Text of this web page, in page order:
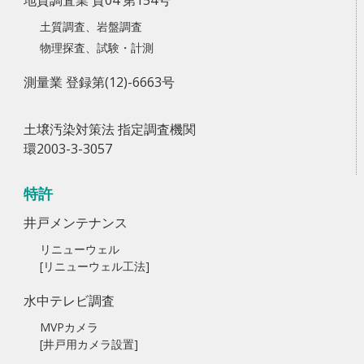
土質調査、岩盤調査
物理探査、試験・計測
測量業 登録第(12)-6663号
土壌汚染対策法 指定調査機関
環2003-3-3057
特許
井戸メンテナンス
リニューウェル
[リニューウェル工法]
水中テレビ調査
MVPカメラ
[井戸用カメラ設置]